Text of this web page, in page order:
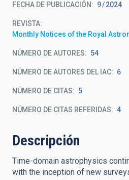
FECHA DE PUBLICACIÓN: 9 2024
REVISTA
Monthly Notices of the Royal
NÚMERO DE AUTORES 54
NÚMERO DE AUTORES DEL IAC 6
NÚMERO DE CITAS 5
NÚMERO DE CITAS REFERIDAS 4
Descripción
Time-domain astrophysics
with the inception of new